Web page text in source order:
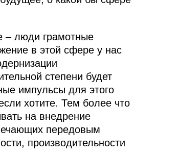
– люди грамотные
в этой сфере у нас
степени будет
импульсы для этого
хотите. Тем более что
на внедрение
передовым
производительности